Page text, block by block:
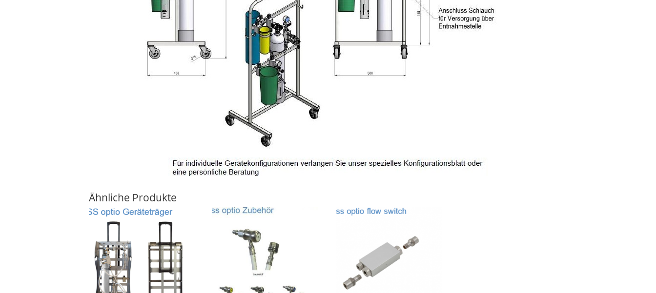
Ähnliche Produkte